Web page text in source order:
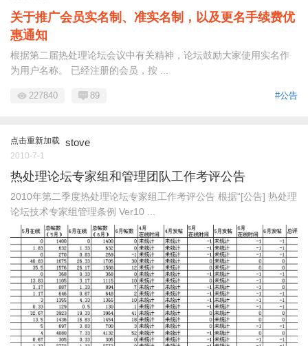
关于推广会员实名制、准实名制，以及更名手续费优
惠通知
根据第二届热处理论坛会议中有关精神，论坛鼓励大家使用实名作
为用户名称。 已经注册的会员，按 ...
#公告
227840 89
点击重新加载 stove
2010-7-1
热处理论坛专家组和管理团队工作考评公告
2010年第二季度热处理论坛专家组工作考评公告 根据“[公告] 热处理
论坛技术专家组管理条例 Ver10 ...